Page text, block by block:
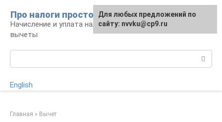
контенту
Про налоги просто
Начисление и уплата налогов, налоговые
вычеты
English
Главная » Вычет
Для любых предложений по
сайту: nvvku@cp9.ru